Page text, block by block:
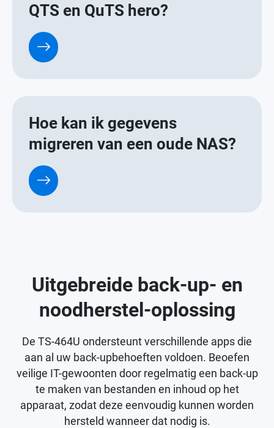
QTS en QuTS hero?
Hoe kan ik gegevens
migreren van een oude NAS?
Uitgebreide back-up- en
noodherstel-oplossing
De TS-464U ondersteunt verschillende apps die
aan al uw back-upbehoeften voldoen. Beoefen
veilige IT-gewoonten door regelmatig een back-up
te maken van bestanden en inhoud op het
apparaat, zodat deze eenvoudig kunnen worden
hersteld wanneer dat nodig is.